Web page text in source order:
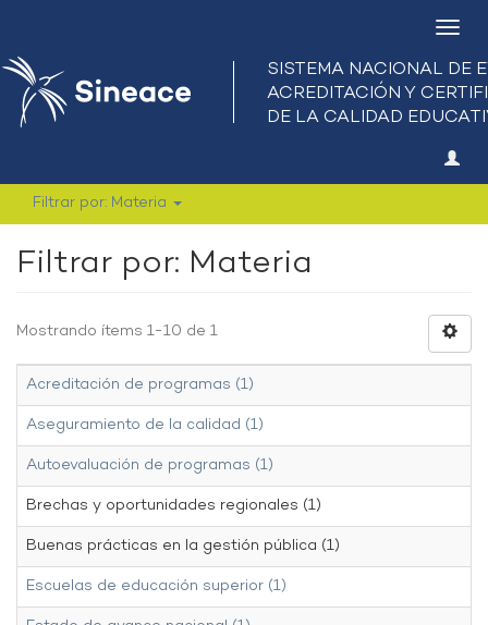
Filtrar por: Materia
Filtrar por: Materia
Mostrando ítems 1-10 de 1
Acreditación de programas (1)
Aseguramiento de la calidad (1)
Autoevaluación de programas (1)
Brechas y oportunidades regionales (1)
Buenas prácticas en la gestión pública (1)
Escuelas de educación superior (1)